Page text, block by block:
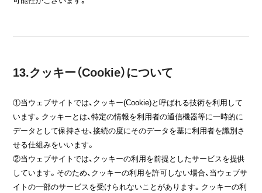
13.クッキー（Cookie）について
①当ウェブサイトでは、クッキー(Cookie)と呼ばれる技術を利用して
います。クッキーとは、特定の情報を利用者の通信機器等に一時的に
データとして保持させ、接続の度にそのデータを基に利用者を識別さ
せる仕組みをいいます。
②当ウェブサイトでは、クッキーの利用を前提としたサービスを提供
しています。そのため、クッキーの利用を許可しない場合、当ウェブサ
イトの一部のサービスを受けられないことがあります。クッキーの利